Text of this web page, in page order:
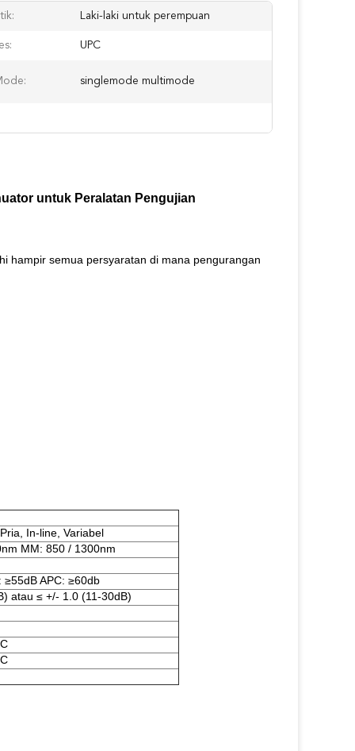
Laki-laki untuk perempuan
UPC
singlemode multimode
untuk Peralatan Pengujian
hampir semua persyaratan di mana pengurangan
In-line, Variabel
MM: 850 / 1300nm
≥55dB APC: ≥60db
atau ≤ +/- 1.0 (11-30dB)